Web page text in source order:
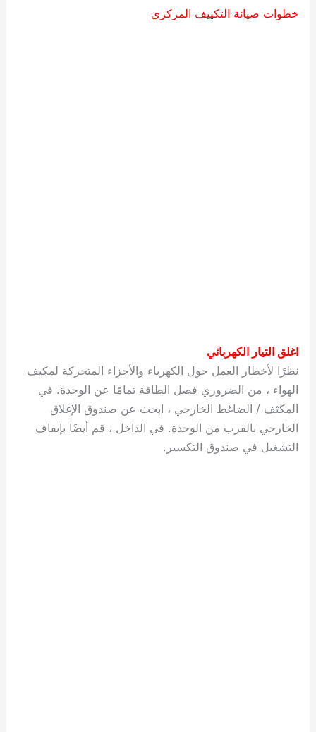
خطوات صيانة التكييف المركزي
اغلق التيار الكهربائي
نظرًا لأخطار العمل حول الكهرباء والأجزاء المتحركة لمكيف
الهواء ، من الضروري فصل الطاقة تمامًا عن الوحدة. في
المكثف / الضاغط الخارجي ، ابحث عن صندوق الإغلاق
الخارجي بالقرب من الوحدة. في الداخل ، قم أيضًا بإيقاف
التشغيل في صندوق التكسير.